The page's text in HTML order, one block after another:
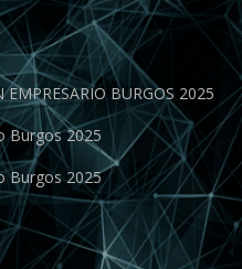
EMPRESARIO BURGOS 2025
Burgos 2025
Burgos 2025